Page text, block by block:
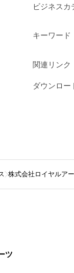
ビジネスカ
キーワード
関連リンク
ダウンロー
株式会社ロイヤルア
ツ